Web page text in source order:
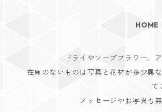
HOME
ドライやソープフラワー、
在庫のないものは写真と花材が多少異
て
メッセージやお写真も